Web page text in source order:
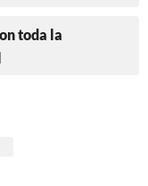
toda la